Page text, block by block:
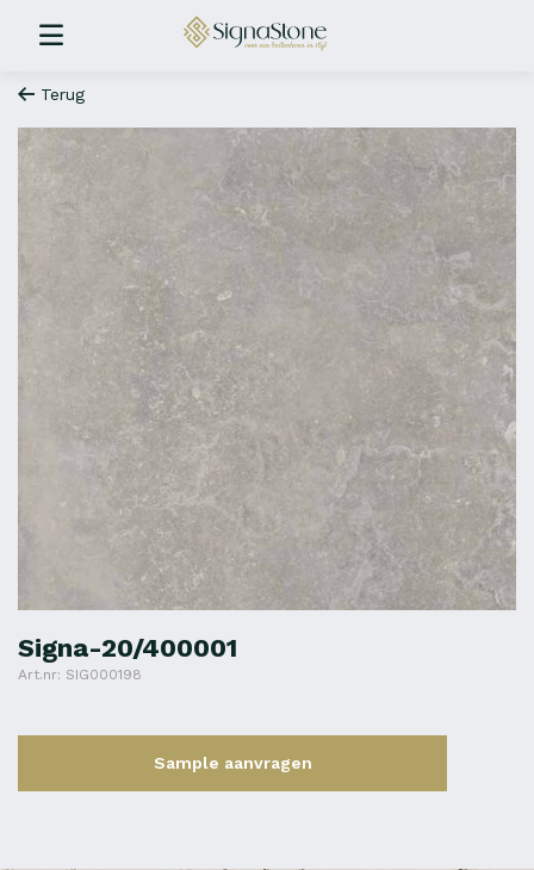
Terug
Signa-20/400001
Art.nr: SIG000198
Sample aanvragen